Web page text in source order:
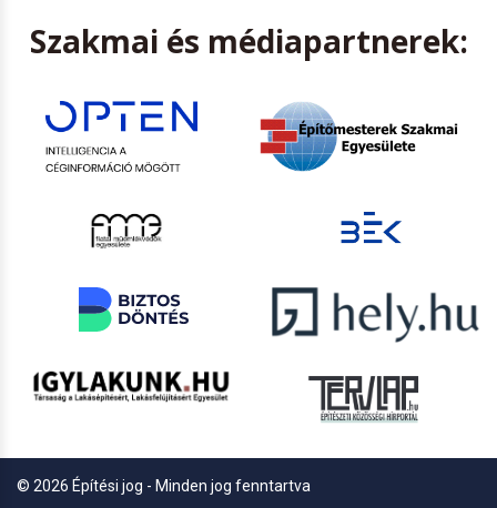
Szakmai és médiapartnerek:
© 2026 Építési jog - Minden jog fenntartva